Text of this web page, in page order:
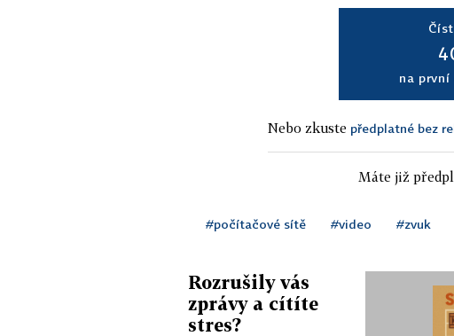
na první
Nebo zkuste předplatné bez
Máte již
#počítačové sítě #video #zvuk
Rozrušily vás
zprávy a cítíte
stres?